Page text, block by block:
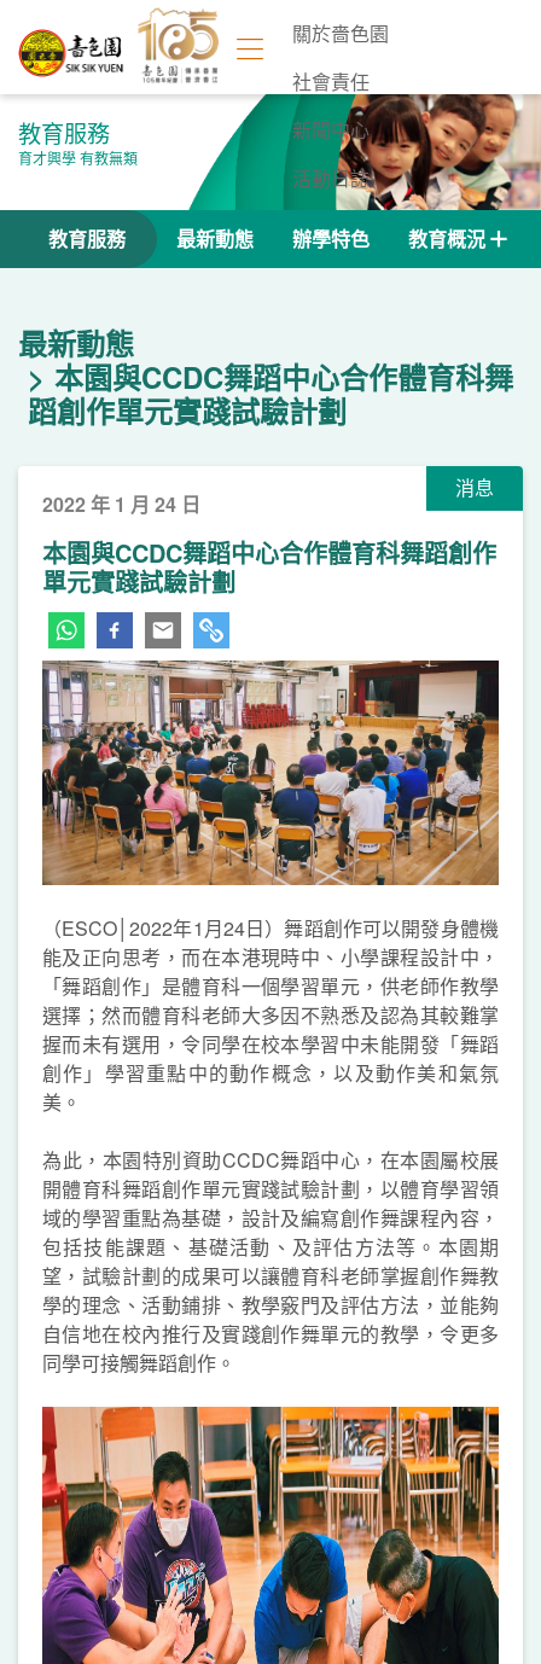
關於嗇色園
社會責任
新聞中心
活動日誌
聯絡我們
教育服務
育才興學 有教無類
教育服務 最新動態 辦學特色 教育概況
最新動態
本園與CCDC舞蹈中心合作體育科舞
蹈創作單元實踐試驗計劃
消息
2022 年 1 月 24 日
本園與CCDC舞蹈中心合作體育科舞蹈創作
單元實踐試驗計劃
（ESCO│2022年1月24日）舞蹈創作可以開發身體機
能及正向思考，而在本港現時中、小學課程設計中，
「舞蹈創作」是體育科一個學習單元，供老師作教學
選擇；然而體育科老師大多因不熟悉及認為其較難掌
握而未有選用，令同學在校本學習中未能開發「舞蹈
創作」學習重點中的動作概念，以及動作美和氣氛
美。
為此，本園特別資助CCDC舞蹈中心，在本園屬校展
開體育科舞蹈創作單元實踐試驗計劃，以體育學習領
域的學習重點為基礎，設計及編寫創作舞課程內容，
包括技能課題、基礎活動、及評估方法等。本園期
望，試驗計劃的成果可以讓體育科老師掌握創作舞教
學的理念、活動鋪排、教學竅門及評估方法，並能夠
自信地在校內推行及實踐創作舞單元的教學，令更多
同學可接觸舞蹈創作。